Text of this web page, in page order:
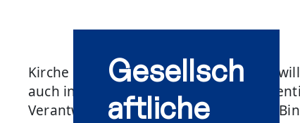
Gesellsch
aftliche
Kirche ist ein Teil von Gesellschaft. Sie
auch in unruhigen Zeiten Halt und
Verantwortung versteht sich dabei als